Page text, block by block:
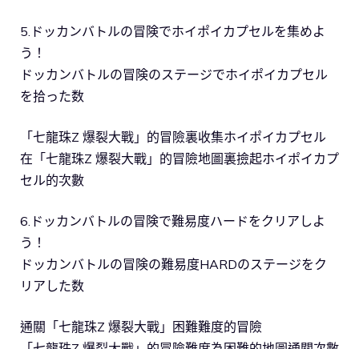
5.ドッカンバトルの冒険でホイポイカプセルを集めよ
う！
ドッカンバトルの冒険のステージでホイポイカプセル
を拾った数
「七龍珠Z 爆裂大戰」的冒險裏收集ホイポイカプセル
在「七龍珠Z 爆裂大戰」的冒險地圖裏撿起ホイポイカプ
セル的次數
6.ドッカンバトルの冒険で難易度ハードをクリアしよ
う！
ドッカンバトルの冒険の難易度HARDのステージをク
リアした数
通關「七龍珠Z 爆裂大戰」困難難度的冒險